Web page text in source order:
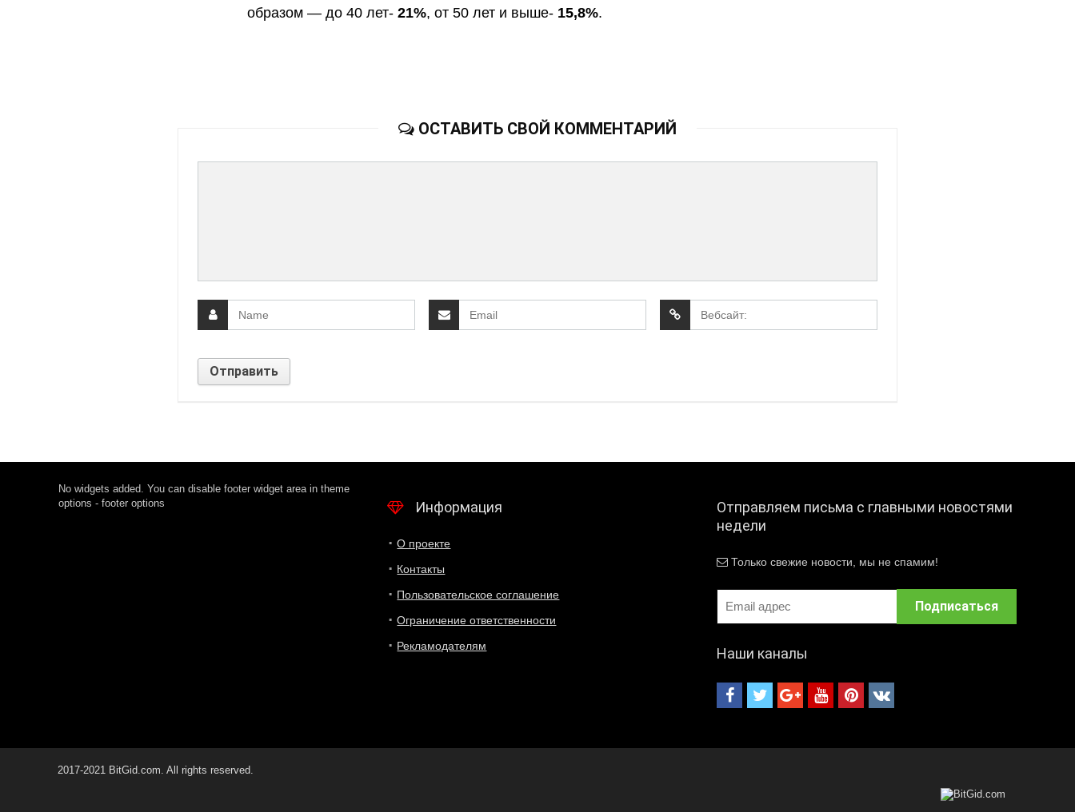
образом — до 40 лет-21%, от 50 лет и выше- 15,8%.
ОСТАВИТЬ СВОЙ КОММЕНТАРИЙ
No widgets added. You can disable footer widget area in theme
options - footer options
Информация
О проекте
Контакты
Пользовательское соглашение
Ограничение ответственности
Рекламодателям
Отправляем письма с главными новостями
недели
Только свежие новости, мы не спамим!
Наши каналы
2017-2021 BitGid.com. All rights reserved.